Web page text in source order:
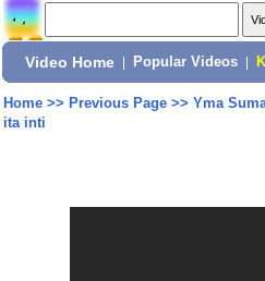
Video Home Popular Videos
Home>> Previous Page>> Yma
ita inti